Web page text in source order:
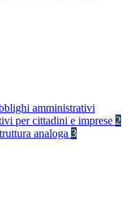
amministrativi
per cittadini e imprese 2
analoga 3